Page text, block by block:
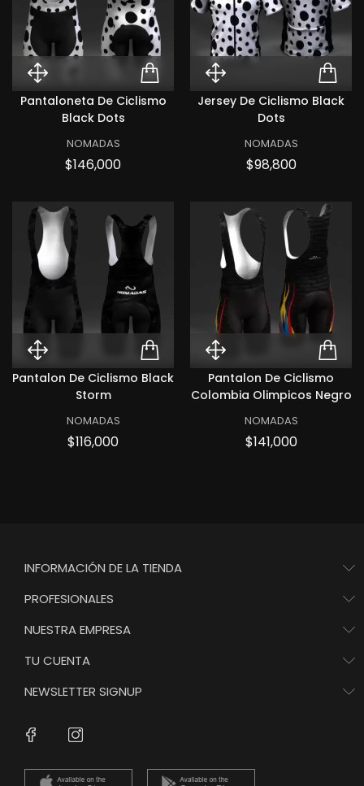
Quick View Pantaloneta de
ADD TO CART
Pantaloneta De Ciclismo
Black Dots
NOMADAS
$146,000Precio
Quick View
Jersey De Ciclismo Black
Dots
NOMADAS
$98,800Precio
Quick View Pantalon de
ADD TO CART
Pantalon De Ciclismo Black
Storm
NOMADAS
$116,000Precio
Quick View
Pantalon De Ciclismo
Colombia Olimpicos Negro
NOMADAS
$141,000Precio
INFORMACIÓN DE LA TIENDA
PROFESIONALES
NUESTRA EMPRESA
TU CUENTA
NEWSLETTER SIGNUP
Facebook